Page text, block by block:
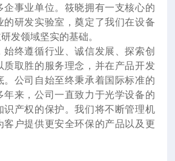
企事业单位。筱晓拥有一支核心的
的研发实验室，奠定了我们在设备
发领域坚实的基础。
始终遵循行业、诚信发展、探索创
质取胜的服务理念，并在产品开发
。公司自始至终秉承着国际标准的
年来，公司一直致力于光学设备的
识产权的保护。我们将不断管理机
客户提供更安全环保的产品以及更